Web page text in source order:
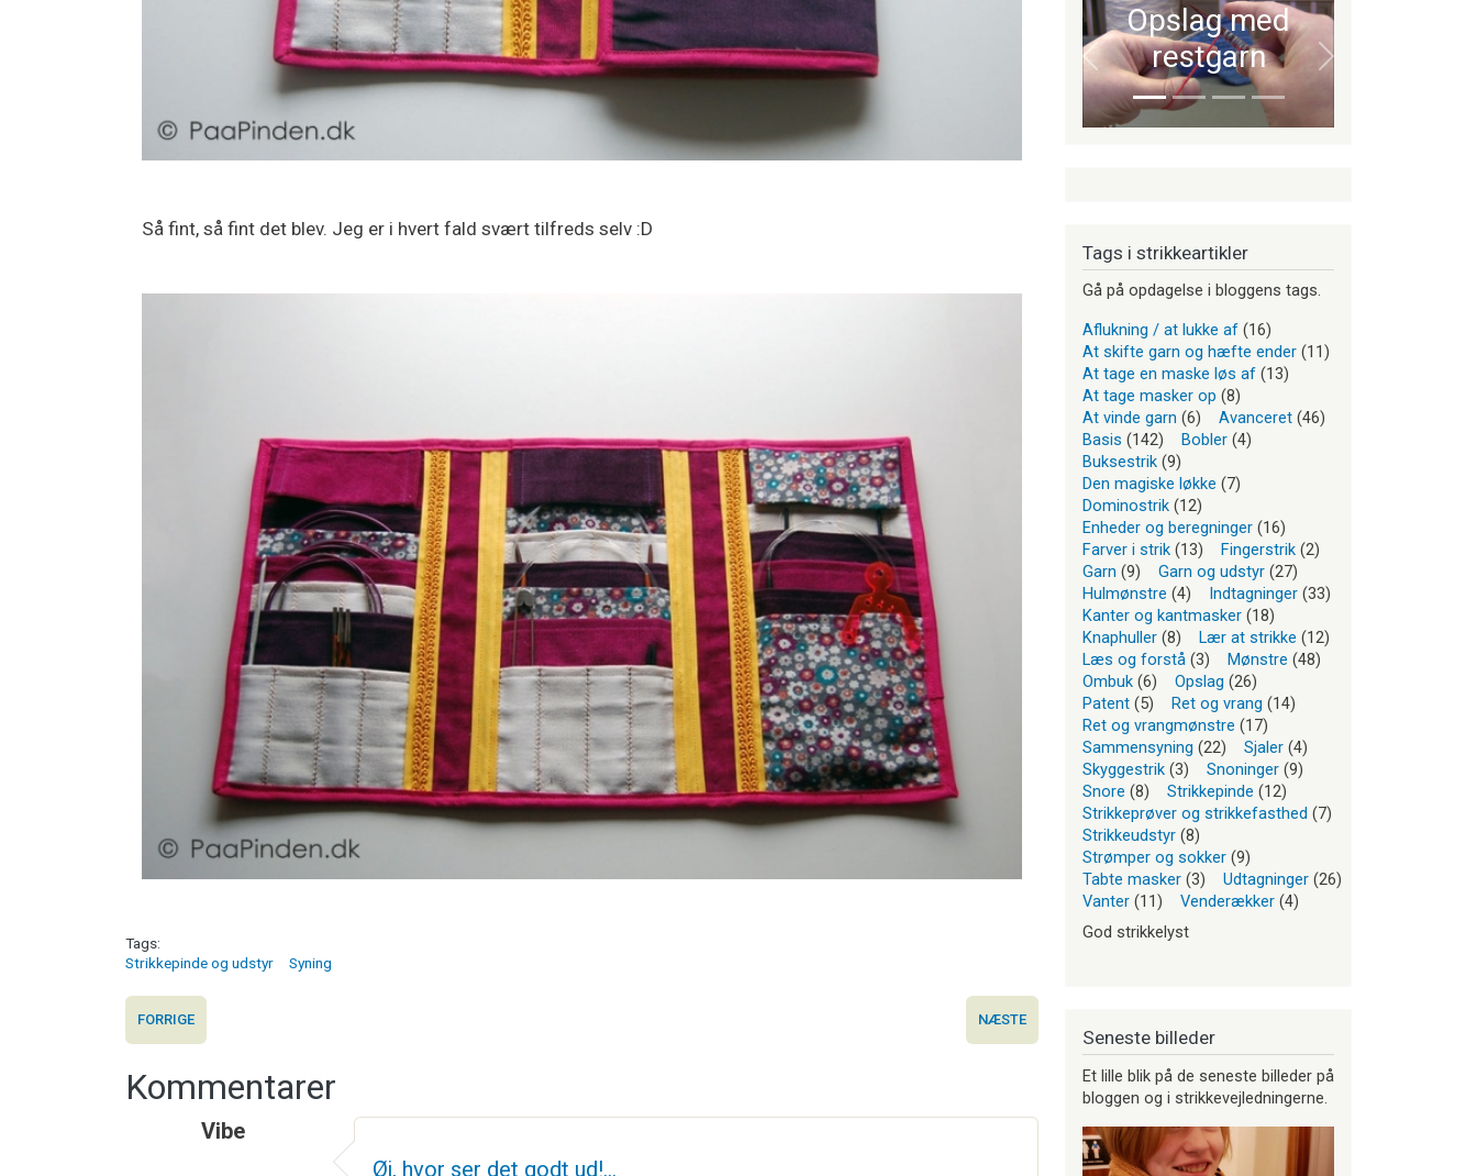
Så fint, så fint det blev. Jeg er i hvert fald svært tilfreds selv :D
Tags
Strikkepinde og udstyr
Syning
FORRIGE NÆSTE
Kommentarer
Vibe
Øj, hvor ser det godt ud!…
Opslag med
restgarn
Forrige Næste
Tags i strikkeartikler
Gå på opdagelse i bloggens tags.
Aflukning / at lukke af (16)
At skifte garn og hæfte ender (11)
At tage en maske løs af (13)
At tage masker op (8)
At vinde garn (6) Avanceret (46)
Basis (142) Bobler (4)
Buksestrik (9)
Den magiske løkke (7)
Dominostrik (12)
Enheder og beregninger (16)
Farver i strik (13) Fingerstrik (2)
Garn (9) Garn og udstyr (27)
Hulmønstre (4) Indtagninger (33)
Kanter og kantmasker (18)
Knaphuller (8) Lær at strikke (12)
Læs og forstå (3) Mønstre (48)
Ombuk (6) Opslag (26)
Patent (5) Ret og vrang (14)
Ret og vrangmønstre (17)
Sammensyning (22) Sjaler (4)
Skyggestrik (3) Snoninger (9)
Snore (8) Strikkepinde (12)
Strikkeprøver og strikkefasthed (7)
Strikkeudstyr (8)
Strømper og sokker (9)
Tabte masker (3) Udtagninger (26)
Vanter (11) Venderækker (4)
God strikkelyst
Seneste billeder
Et lille blik på de seneste billeder på
bloggen og i strikkevejledningerne.